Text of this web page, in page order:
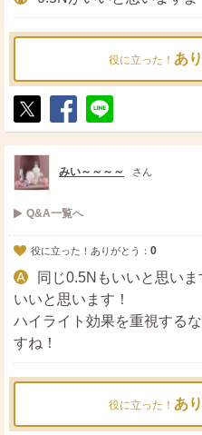
役に立った！ あ
ポ
ス
ト
シ
ェ
送
る
みい～～～～ さん
Q&A一覧へ
役に立った！ありがとう： 0
同じ0.5Nもいいと思い
いいと思います！
ハイライト効果を重視する
すね！
役に立った！ あ